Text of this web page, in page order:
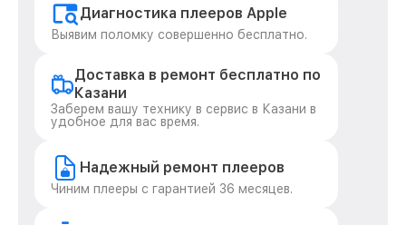
Диагностика плееров Apple
Выявим поломку совершенно бесплатно.
Доставка в ремонт бесплатно по
Казани
Заберем вашу технику в сервис в Казани в
удобное для вас время.
Надежный ремонт плееров
Чиним плееры с гарантией 36 месяцев.